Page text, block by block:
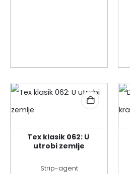
Tex klasik 062: U
utrobi zemlje
Strip-agent